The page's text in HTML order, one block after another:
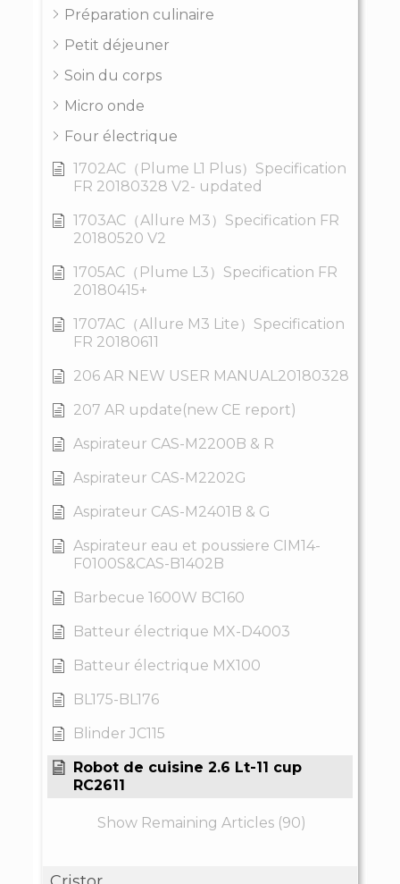
Préparation culinaire
Petit déjeuner
Soin du corps
Micro onde
Four électrique
1702AC（Plume L1 Plus）Specification
FR 20180328 V2- updated
1703AC（Allure M3）Specification FR
20180520 V2
1705AC（Plume L3）Specification FR
20180415+
1707AC（Allure M3 Lite）Specification
FR 20180611
206 AR NEW USER MANUAL20180328
207 AR update(new CE report)
Aspirateur CAS-M2200B & R
Aspirateur CAS-M2202G
Aspirateur CAS-M2401B & G
Aspirateur eau et poussiere CIM14-
F0100S&CAS-B1402B
Barbecue 1600W BC160
Batteur électrique MX-D4003
Batteur électrique MX100
BL175-BL176
Blinder JC115
Robot de cuisine 2.6 Lt-11 cup
RC2611
Show Remaining Articles (90)